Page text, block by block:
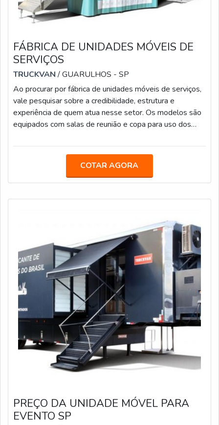
FÁBRICA DE UNIDADES MÓVEIS DE
SERVIÇOS
TRUCKVAN/ GUARULHOS - SP
Ao procurar por fábrica de unidades móveis de serviços,
vale pesquisar sobre a credibilidade, estrutura e
experiência de quem atua nesse setor. Os modelos são
equipados com salas de reunião e copa para uso dos
com acessibilidade e sala de espera. As unidades
serviços públicos e informações de diversas Secretarias
Municipais, com comodidade e facilidade para os
COTAR AGORA
PREÇO DA UNIDADE MÓVEL PARA
EVENTO SP